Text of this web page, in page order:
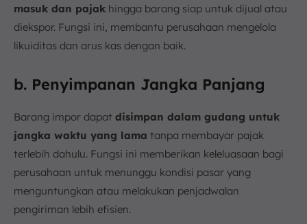
masuk dan pajak hingga barang siap untuk dijual atau
diekspor. Fungsi ini, membantu perusahaan mengelola
likuiditas dan arus kas dengan baik.
b. Penyimpanan Jangka Panjang
Barang impor dapat disimpan dalam gudang untuk
jangka waktu yang lama tanpa membayar pajak
terlebih dahulu. Fungsi ini memberikan keleluasaan bagi
perusahaan untuk menunggu kondisi pasar yang
menguntungkan atau melakukan penjadwalan
pengiriman lebih efisien.